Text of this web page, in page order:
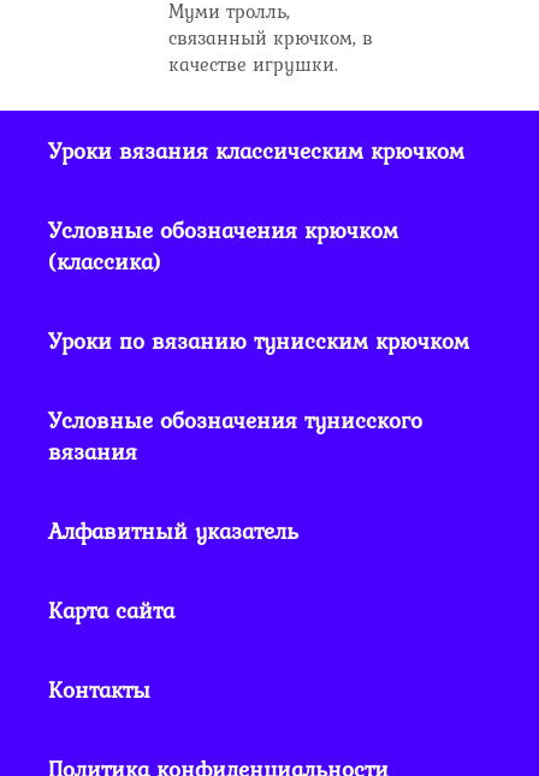
Муми тролль,
связанный крючком, в
качестве игрушки.
Уроки вязания классическим крючком
Условные обозначения крючком
(классика)
Уроки по вязанию тунисским крючком
Условные обозначения тунисского
вязания
Алфавитный указатель
Карта сайта
Контакты
Политика конфиденциальности